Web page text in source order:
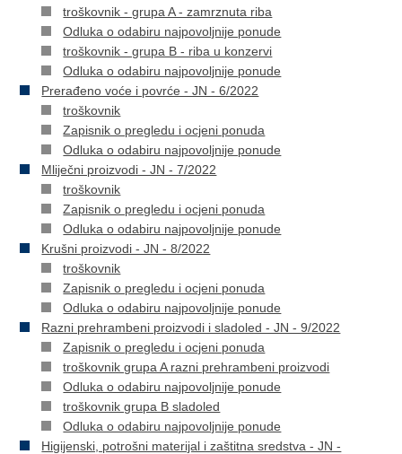
troškovnik - grupa A - zamrznuta riba
Odluka o odabiru najpovoljnije ponude
troškovnik - grupa B - riba u konzervi
Odluka o odabiru najpovoljnije ponude
Prerađeno voće i povrće - JN - 6/2022
troškovnik
Zapisnik o pregledu i ocjeni ponuda
Odluka o odabiru najpovoljnije ponude
Mliječni proizvodi - JN - 7/2022
troškovnik
Zapisnik o pregledu i ocjeni ponuda
Odluka o odabiru najpovoljnije ponude
Krušni proizvodi - JN - 8/2022
troškovnik
Zapisnik o pregledu i ocjeni ponuda
Odluka o odabiru najpovoljnije ponude
Razni prehrambeni proizvodi i sladoled - JN - 9/2022
Zapisnik o pregledu i ocjeni ponuda
troškovnik grupa A razni prehrambeni proizvodi
Odluka o odabiru najpovoljnije ponude
troškovnik grupa B sladoled
Odluka o odabiru najpovoljnije ponude
Higijenski, potrošni materijal i zaštitna sredstva - JN -